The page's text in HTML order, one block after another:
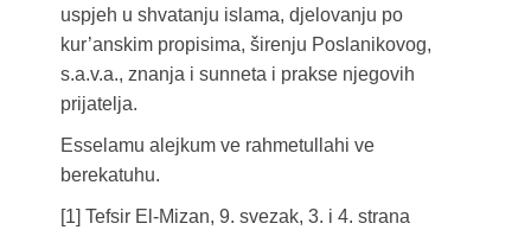
uspjeh u shvatanju islama, djelovanju po
kur’anskim propisima, širenju Poslanikovog,
s.a.v.a., znanja i sunneta i prakse njegovih
prijatelja.
Esselamu alejkum ve rahmetullahi ve
berekatuhu.
[1] Tefsir El-Mizan, 9. svezak, 3. i 4. strana